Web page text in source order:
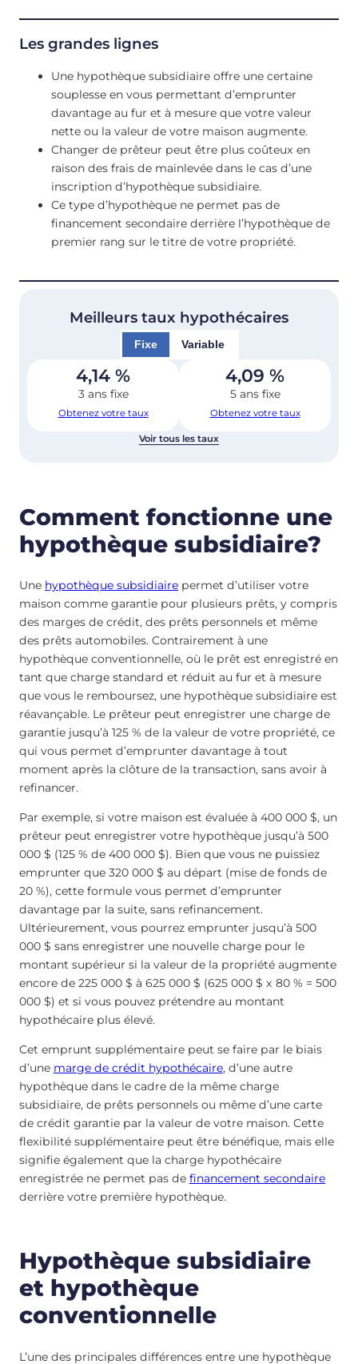
Les grandes lignes
Une hypothèque subsidiaire offre une certaine
souplesse en vous permettant d’emprunter
davantage au fur et à mesure que votre valeur
nette ou la valeur de votre maison augmente.
Changer de prêteur peut être plus coûteux en
raison des frais de mainlevée dans le cas d’une
inscription d’hypothèque subsidiaire.
Ce type d’hypothèque ne permet pas de
financement secondaire derrière l’hypothèque de
premier rang sur le titre de votre propriété.
Meilleurs taux hypothécaires
Fixe Variable
4,14 %
3 ans fixe
Obtenez votre taux
4,09 %
5 ans fixe
Obtenez votre taux
Voir tous les taux
Comment fonctionne une
hypothèque subsidiaire?
Une hypothèque subsidiaire permet d’utiliser votre
maison comme garantie pour plusieurs prêts, y compris
des marges de crédit, des prêts personnels et même
des prêts automobiles. Contrairement à une
hypothèque conventionnelle, où le prêt est enregistré en
tant que charge standard et réduit au fur et à mesure
que vous le remboursez, une hypothèque subsidiaire est
réavançable. Le prêteur peut enregistrer une charge de
garantie jusqu’à 125 % de la valeur de votre propriété, ce
qui vous permet d’emprunter davantage à tout
moment après la clôture de la transaction, sans avoir à
refinancer.
Par exemple, si votre maison est évaluée à 400 000 $, un
prêteur peut enregistrer votre hypothèque jusqu’à 500
000 $ (125 % de 400 000 $). Bien que vous ne puissiez
emprunter que 320 000 $ au départ (mise de fonds de
20 %), cette formule vous permet d’emprunter
davantage par la suite, sans refinancement.
Ultérieurement, vous pourrez emprunter jusqu’à 500
000 $ sans enregistrer une nouvelle charge pour le
montant supérieur si la valeur de la propriété augmente
encore de 225 000 $ à 625 000 $ (625 000 $ x 80 % = 500
000 $) et si vous pouvez prétendre au montant
hypothécaire plus élevé.
Cet emprunt supplémentaire peut se faire par le biais
d’une marge de crédit hypothécaire, d’une autre
hypothèque dans le cadre de la même charge
subsidiaire, de prêts personnels ou même d’une carte
de crédit garantie par la valeur de votre maison. Cette
flexibilité supplémentaire peut être bénéfique, mais elle
signifie également que la charge hypothécaire
enregistrée ne permet pas de financement secondaire
derrière votre première hypothèque.
Hypothèque subsidiaire
et hypothèque
conventionnelle
L’une des principales différences entre une hypothèque